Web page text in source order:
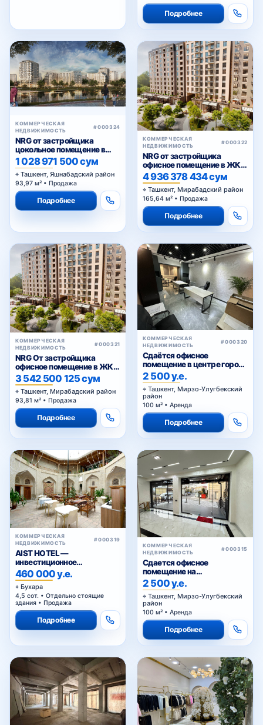
Подробнее
КОММЕРЧЕСКАЯ
НЕДВИЖИМОСТЬ
#000324
NRG от застройщика
цокольное помещение в
ЖК «NRG Yangi Baxt »
1 028 971 500 сум
Ташкент, Яшнабадский район
93,97 м² • Продажа
Подробнее
КОММЕРЧЕСКАЯ
НЕДВИЖИМОСТЬ
#000322
NRG от застройщика
офисное помещение в ЖК
«NRG Meros Business»
4 936 378 434 сум
Ташкент, Мирабадский район
165,64 м² • Продажа
Подробнее
КОММЕРЧЕСКАЯ
НЕДВИЖИМОСТЬ
#000321
NRG От застройщика
офисное помещение в ЖК
«NRG Meros Comfort»
3 542 500 125 сум
Ташкент, Мирабадский район
93,81 м² • Продажа
Подробнее
КОММЕРЧЕСКАЯ
НЕДВИЖИМОСТЬ
#000320
Сдаётся офисное
помещение в центре города
— Ц-1
2 500 у.е.
Ташкент, Мирзо-Улугбекский
район
100 м² • Аренда
Подробнее
КОММЕРЧЕСКАЯ
НЕДВИЖИМОСТЬ
#000319
AIST HOTEL —
инвестиционное
предложение в
историческом центре
Бухары
460 000 у.е.
Бухара
4,5 сот. • Отдельно стоящие
здания • Продажа
Подробнее
КОММЕРЧЕСКАЯ
НЕДВИЖИМОСТЬ
#000315
Сдается офисное
помещение на
Циолковском
2 500 у.е.
Ташкент, Мирзо-Улугбекский
район
100 м² • Аренда
Подробнее